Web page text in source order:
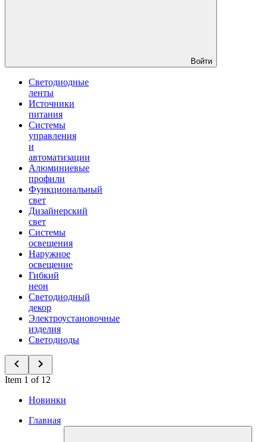
Войти
Светодиодные
ленты
Источники
питания
Системы
управления
и
автоматизации
Алюминиевые
профили
Функциональный
свет
Дизайнерский
свет
Системы
освещения
Наружное
освещение
Гибкий
неон
Светодиодный
декор
Электроустановочные
изделия
Светодиоды
Item 1 of 12
Новинки
Главная